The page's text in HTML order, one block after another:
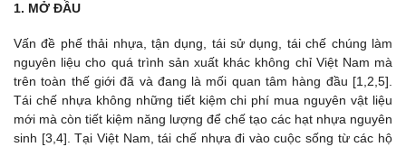
1. MỞ ĐẦU
Vấn đề phế thải nhựa, tận dụng, tái sử dụng, tái chế chúng làm
nguyên liệu cho quá trình sản xuất khác không chỉ Việt Nam mà
trên toàn thế giới đã và đang là mối quan tâm hàng đầu [1,2,5].
Tái chế nhựa không những tiết kiệm chi phí mua nguyên vật liệu
mới mà còn tiết kiệm năng lượng để chế tạo các hạt nhựa nguyên
sinh [3,4]. Tại Việt Nam, tái chế nhựa đi vào cuộc sống từ các hộ